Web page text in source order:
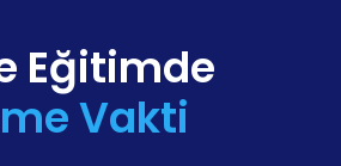
Eğitimde
Vakti